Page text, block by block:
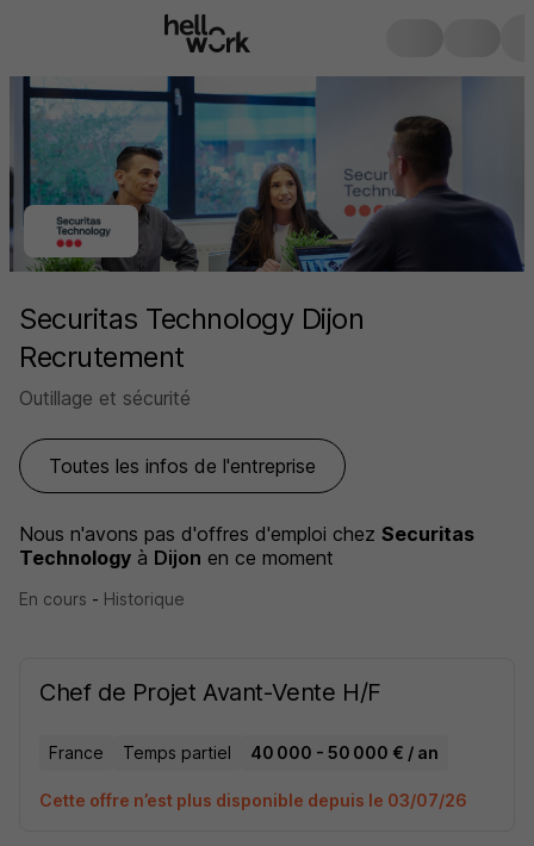
Securitas Technology Dijon
Recrutement
Outillage et sécurité
Toutes les infos de l'entreprise
Nous n'avons pas d'offres d'emploi chez Securitas
Technology à Dijon en ce moment
En cours - Historique
Chef de Projet Avant-Vente H/F
France Temps partiel 40 000 - 50 000 € / an
Cette offre n’est plus disponible depuis le 03/07/26